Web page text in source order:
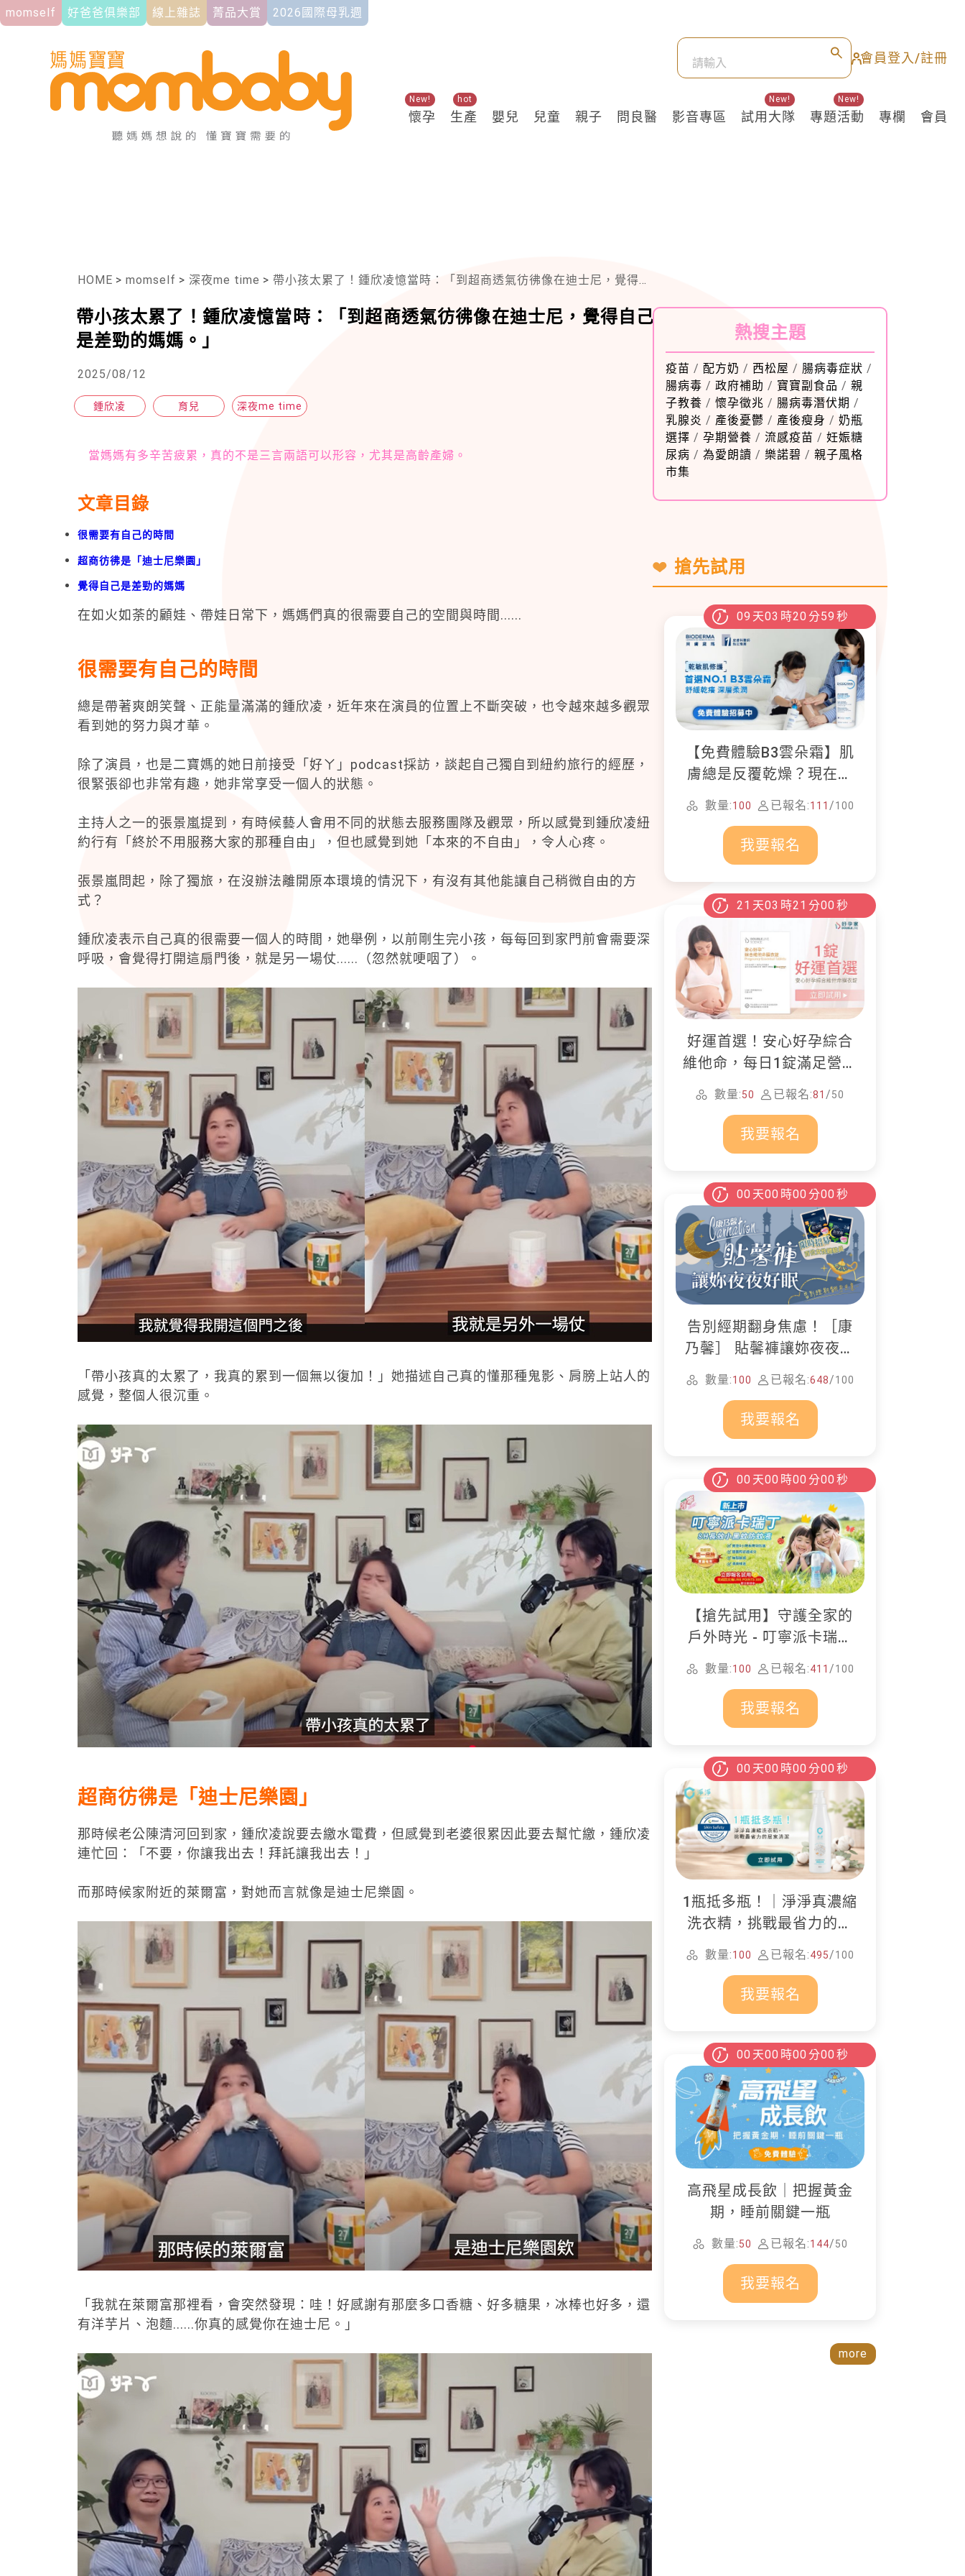
momself 好爸爸俱樂部 線上雜誌 菁品大賞 2026國際母乳週
會員登入/註冊
懷孕
New!
生產
hot
嬰兒 兒童 親子 問良醫 影音專區 試用大隊
New!
專題活動
New!
專欄 會員
HOME > momself > 深夜me time > 帶小孩太累了！鍾欣凌憶當時：「到超商透氣彷彿像在迪士尼，覺得自己是差勁的媽媽。」
帶小孩太累了！鍾欣凌憶當時：「到超商透氣彷彿像在迪士尼，覺得自己
是差勁的媽媽。」
2025/08/12
鍾欣凌 育兒 深夜me time
當媽媽有多辛苦疲累，真的不是三言兩語可以形容，尤其是高齡產婦。
文章目錄
很需要有自己的時間
超商彷彿是「迪士尼樂園」
覺得自己是差勁的媽媽
在如火如荼的顧娃、帶娃日常下，媽媽們真的很需要自己的空間與時間......
很需要有自己的時間
總是帶著爽朗笑聲、正能量滿滿的鍾欣凌，近年來在演員的位置上不斷突破，也令越來越多觀眾
看到她的努力與才華。
除了演員，也是二寶媽的她日前接受「好ㄚ」podcast採訪，談起自己獨自到紐約旅行的經歷，
很緊張卻也非常有趣，她非常享受一個人的狀態。
主持人之一的張景嵐提到，有時候藝人會用不同的狀態去服務團隊及觀眾，所以感覺到鍾欣凌紐
約行有「終於不用服務大家的那種自由」，但也感覺到她「本來的不自由」，令人心疼。
張景嵐問起，除了獨旅，在沒辦法離開原本環境的情況下，有沒有其他能讓自己稍微自由的方
式？
鍾欣凌表示自己真的很需要一個人的時間，她舉例，以前剛生完小孩，每每回到家門前會需要深
呼吸，會覺得打開這扇門後，就是另一場仗......（忽然就哽咽了）。
「帶小孩真的太累了，我真的累到一個無以復加！」她描述自己真的懂那種鬼影、肩膀上站人的
感覺，整個人很沉重。
超商彷彿是「迪士尼樂園」
那時候老公陳清河回到家，鍾欣凌說要去繳水電費，但感覺到老婆很累因此要去幫忙繳，鍾欣凌
連忙回：「不要，你讓我出去！拜託讓我出去！」
而那時候家附近的萊爾富，對她而言就像是迪士尼樂園。
「我就在萊爾富那裡看，會突然發現：哇！好感謝有那麼多口香糖、好多糖果，冰棒也好多，還
有洋芋片、泡麵......你真的感覺你在迪士尼。」
熱搜主題
疫苗 / 配方奶 / 西松屋 / 腸病毒症狀 /
腸病毒 / 政府補助 / 寶寶副食品 / 親
子教養 / 懷孕徵兆 / 腸病毒潛伏期 /
乳腺炎 / 產後憂鬱 / 產後瘦身 / 奶瓶
選擇 / 孕期營養 / 流感疫苗 / 妊娠糖
尿病 / 為愛朗讀 / 樂諾碧 / 親子風格
市集
搶先試用
09 天03 時20 分57 秒
【免費體驗B3雲朵霜】肌
膚總是反覆乾燥？現在就
加入貝膚黛瑪修護體驗計
畫！
數量:100 已報名:111 /100
我要報名
21 天03 時20 分58 秒
好運首選！安心好孕綜合
維他命，每日1錠滿足營養
所需
數量:50 已報名:81 /50
我要報名
00 天00 時00 分00 秒
告別經期翻身焦慮！［康
乃馨］ 貼馨褲讓妳夜夜好
數量:100 已報名:648/100
我要報名
00 天00 時00 分00 秒
【搶先試用】守護全家的
戶外時光 - 叮寧派卡瑞丁
防蚊液
數量:100 已報名:411 /100
我要報名
00 天00 時00 分00 秒
1瓶抵多瓶！｜淨淨真濃縮
洗衣精，挑戰最省力的居
家清潔
數量:100 已報名:495/100
我要報名
00 天00 時00 分00 秒
高飛星成長飲｜把握黃金
期，睡前關鍵一瓶
數量:50 已報名:144/50
我要報名
more